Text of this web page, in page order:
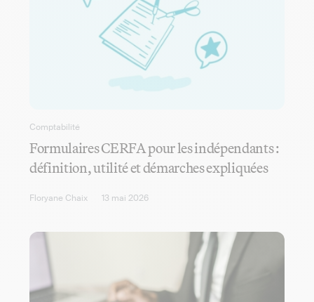
Comptabilité
Formulaires CERFA pour les indépendants :
définition, utilité et démarches expliquées
Floryane Chaix 13 mai 2026